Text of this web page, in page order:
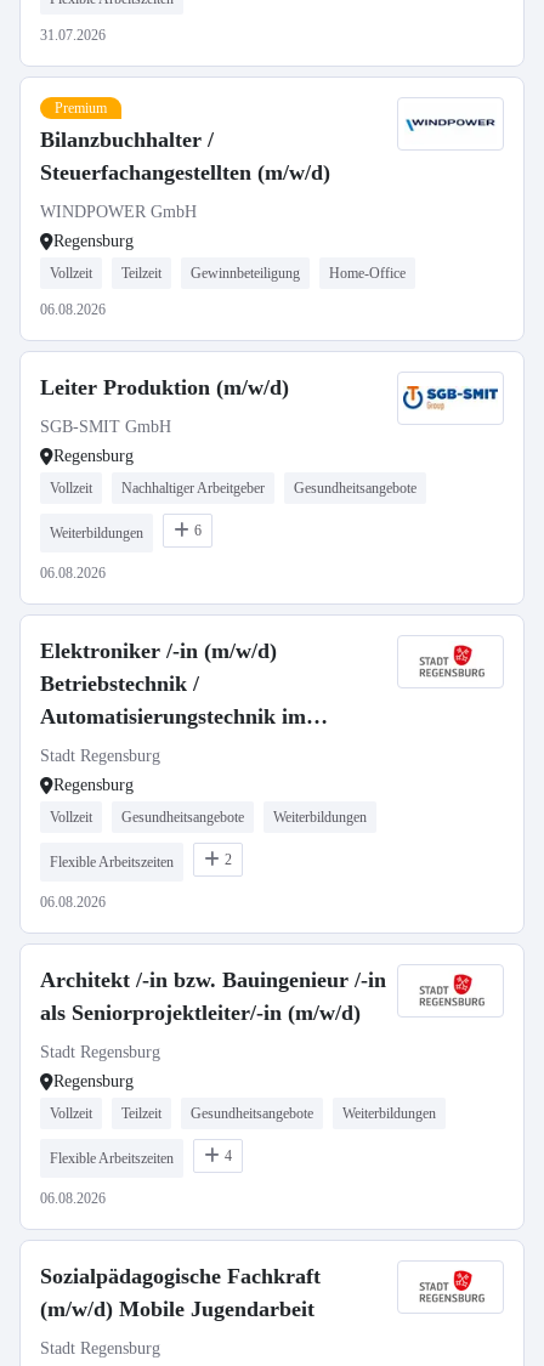
31.07.2026
Premium
Bilanzbuchhalter /
Steuerfachangestellten (m/w/d)
WINDPOWER GmbH
Regensburg
Vollzeit Teilzeit Gewinnbeteiligung Home-Office
06.08.2026
Leiter Produktion (m/w/d)
SGB-SMIT GmbH
Regensburg
Vollzeit Nachhaltiger Arbeitgeber Gesundheitsangebote
Weiterbildungen 6
06.08.2026
Elektroniker /-in (m/w/d)
Betriebstechnik /
Automatisierungstechnik im
Wechselschichtdienst
Stadt Regensburg
Regensburg
Vollzeit Gesundheitsangebote Weiterbildungen
Flexible Arbeitszeiten 2
06.08.2026
Architekt /-in bzw. Bauingenieur /-in
als Seniorprojektleiter/-in (m/w/d)
Stadt Regensburg
Regensburg
Vollzeit Teilzeit Gesundheitsangebote Weiterbildungen
Flexible Arbeitszeiten 4
06.08.2026
Sozialpädagogische Fachkraft
(m/w/d) Mobile Jugendarbeit
Stadt Regensburg